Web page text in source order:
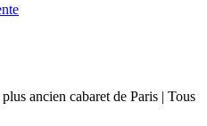
ancien cabaret de Paris | Tous